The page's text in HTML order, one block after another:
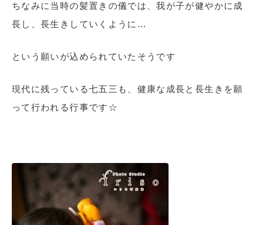
ちなみに当時の髪置きの儀では、我が子が健やかに成
長し、長生きしていくように…
という願いが込められていたそうです
現代に残っている七五三も、健康な成長と長生きを願
って行われる行事です☆